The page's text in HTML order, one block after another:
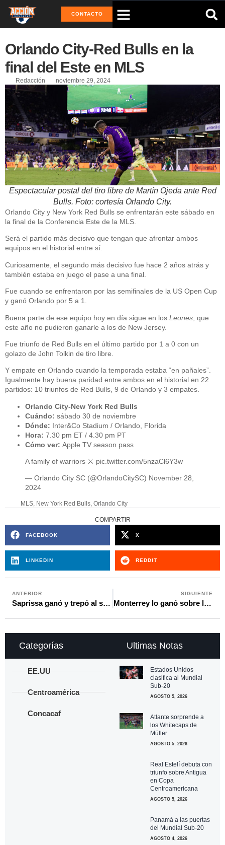
CONTACTO
Orlando City-Red Bulls en la
final del Este en MLS
Redacción noviembre 29, 2024
Espectacular postal del tiro libre de Martín Ojeda ante Red
Bulls. Foto: cortesía Orlando City.
Orlando City y New York Red Bulls se enfrentarán este sábado en
la final de la Conferencia Este de la MLS.
Será el partido más decisivo que tengan que afrontar ambos
equipos en el historial entre sí.
Curiosamente, el segundo más decisivo fue hace 2 años atrás y
también estaba en juego el pase a una final.
Fue cuando se enfrentaron por las semifinales de la US Open Cup
y ganó Orlando por 5 a 1.
Buena parte de ese equipo hoy en día sigue en los Leones , que
este año no pudieron ganarle a los de New Jersey.
Fue triunfo de Red Bulls en el último partido por 1 a 0 con un
golazo de John Tolkin de tiro libre.
Y empate en Orlando cuando la temporada estaba “en pañales”.
Igualmente hay buena paridad entre ambos en el historial en 22
partidos: 10 triunfos de Red Bulls, 9 de Orlando y 3 empates.
Orlando City-New York Red Bulls
Cuándo: sábado 30 de noviembre
Dónde: Inter&Co Stadium / Orlando, Florida
Hora: 7.30 pm ET / 4.30 pm PT
Cómo ver: Apple TV season pass
A family of warriors ⚔️ pic.twitter.com/5nzaCl6Y3w
— Orlando City SC (@OrlandoCitySC) November 28,
2024
MLS, New York Red Bulls,Orlando City
COMPARTIR
FACEBOOK X
LINKEDIN REDDIT
ANTERIOR
Saprissa ganó y trepó al segundo puesto
SIGUIENTE
Monterrey lo ganó sobre la hora ante Pumas
Ultimas Notas
Estados Unidos
clasifica al Mundial
Sub-20
AGOSTO 5, 2026
Atlante sorprende a
los Whitecaps de
Müller
AGOSTO 5, 2026
Real Estelí debuta con
triunfo sobre Antigua
en Copa
Centroamericana
AGOSTO 5, 2026
Panamá a las puertas
del Mundial Sub-20
AGOSTO 4, 2026
Categorías
EE.UU
Centroamérica
Concacaf